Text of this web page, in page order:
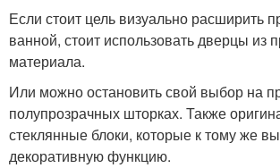
Если стоит цель визуально расширить
ванной, стоит использовать дверцы из
материала.
Или можно остановить свой выбор на
полупрозрачных шторках. Также
стеклянные блоки, которые к тому же
декоративную функцию.